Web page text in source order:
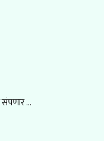
...